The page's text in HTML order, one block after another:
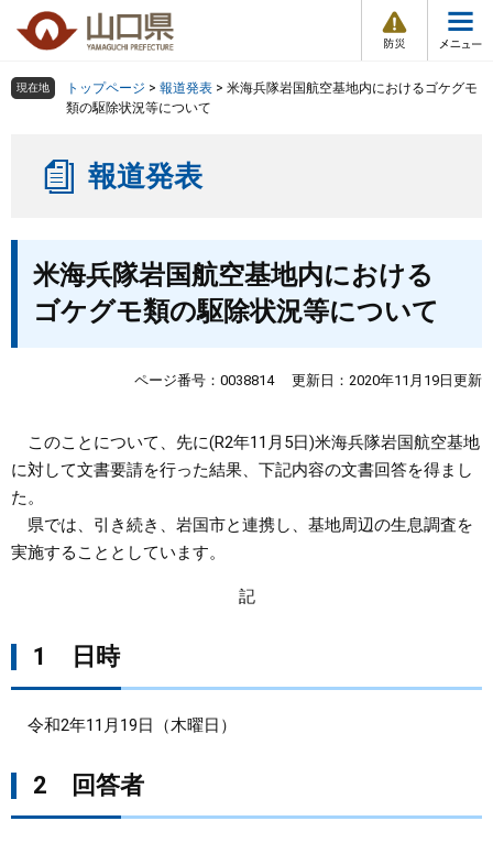
の
ー
情
報
メ
ュ
組織で探す
くらし・環境
しごと・産業・観光
まちづくり
検索の仕方 組織で探す
現在地 トップページ > 報道発表 > 米海兵隊岩国航空基地内におけるゴケグモ
類の駆除状況等について
報道発表
米海兵隊岩国航空基地内における
ゴケグモ類の駆除状況等について
ページ番号：0038814 更新日：2020年11月19日更新
このことについて、先に(R2年11月5日)米海兵隊岩国航空基地
に対して文書要請を行った結果、下記内容の文書回答を得まし
た。
県では、引き続き、岩国市と連携し、基地周辺の生息調査を
実施することとしています。
記
1 日時
令和2年11月19日（木曜日）
2 回答者